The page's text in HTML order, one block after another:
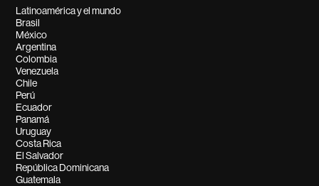
Latinoamérica y el mundo
Brasil
México
Argentina
Colombia
Venezuela
Chile
Perú
Ecuador
Panamá
Uruguay
Costa Rica
El Salvador
República Dominicana
Guatemala